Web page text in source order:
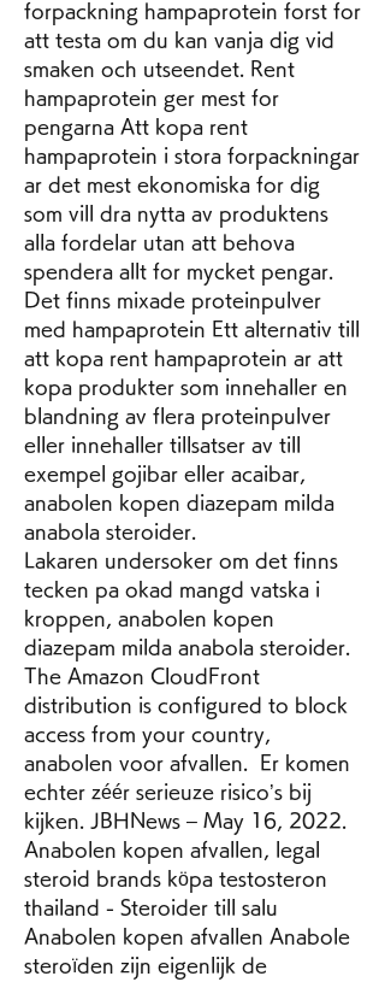
forpackning hampaprotein forst for
att testa om du kan vanja dig vid
smaken och utseendet. Rent
hampaprotein ger mest for
pengarna Att kopa rent
hampaprotein i stora forpackningar
ar det mest ekonomiska for dig
som vill dra nytta av produktens
alla fordelar utan att behova
spendera allt for mycket pengar.
Det finns mixade proteinpulver
med hampaprotein Ett alternativ till
att kopa rent hampaprotein ar att
kopa produkter som innehaller en
blandning av flera proteinpulver
eller innehaller tillsatser av till
exempel gojibar eller acaibar,
anabolen kopen diazepam milda
anabola steroider.
Lakaren undersoker om det finns
tecken pa okad mangd vatska i
kroppen, anabolen kopen
diazepam milda anabola steroider.
The Amazon CloudFront
distribution is configured to block
access from your country,
anabolen voor afvallen.  Er komen
echter zéér serieuze risico’s bij
kijken. JBHNews – May 16, 2022.
Anabolen kopen afvallen, legal
steroid brands köpa testosteron
thailand - Steroider till salu
Anabolen kopen afvallen Anabole
steroïden zijn eigenlijk de